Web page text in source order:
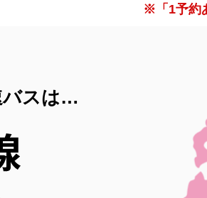
※「1予約
バスは…